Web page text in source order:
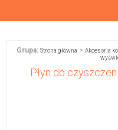
Grupa: Strona główna > Akcesoria
Płyn do